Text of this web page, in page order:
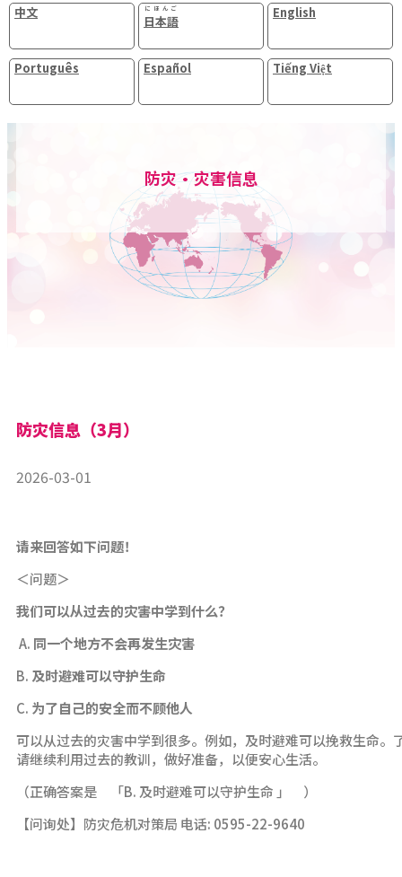
中文
日本語
にほんご English
Português Español Tiếng Việt
防灾・灾害信息
防灾信息（3月）
2026-03-01
请来回答如下问题！
＜问题＞
我们可以从过去的灾害中学到什么？
A. 同一个地方不会再发生灾害
B. 及时避难可以守护生命
C. 为了自己的安全而不顾他人
可以从过去的灾害中学到很多。例如，及时避难可以挽救生命
请继续利用过去的教训，做好准备，以便安心生活。
（正确答案是 「B. 及时避难可以守护生命 」 ）
【问询处】防灾危机对策局 电话: 0595-22-9640